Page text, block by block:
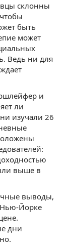
склонны
быть
может
Ведь ни для
и
ли
изучали 26
выше в
выводы,
Йорке
дни